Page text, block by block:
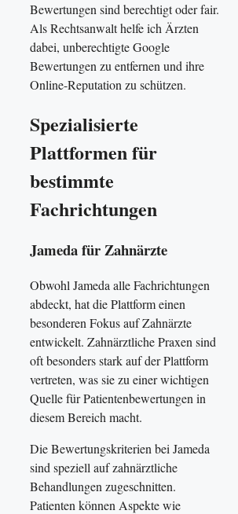
Bewertungen sind berechtigt oder fair.
Als Rechtsanwalt helfe ich Ärzten
dabei, unberechtigte Google
Bewertungen zu entfernen und ihre
Online-Reputation zu schützen.
Spezialisierte
Plattformen für
bestimmte
Fachrichtungen
Jameda für Zahnärzte
Obwohl Jameda alle Fachrichtungen
abdeckt, hat die Plattform einen
besonderen Fokus auf Zahnärzte
entwickelt. Zahnärztliche Praxen sind
oft besonders stark auf der Plattform
vertreten, was sie zu einer wichtigen
Quelle für Patientenbewertungen in
diesem Bereich macht.
Die Bewertungskriterien bei Jameda
sind speziell auf zahnärztliche
Behandlungen zugeschnitten.
Patienten können Aspekte wie